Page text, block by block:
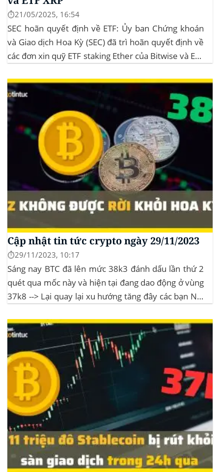
⏱️21/05/2025, 16:54
SEC hoãn quyết định về ETF: Ủy ban Chứng khoán
và Giao dịch Hoa Kỳ (SEC) đã trì hoãn quyết định về
các đơn xin quỹ ETF staking Ether của Bitwise và ETF
10/2025 để thu thập thêm ý kiến công...
Cập nhật tin tức crypto ngày 29/11/2023
⏱️29/11/2023, 10:17
Sáng nay BTC đã lên mức 38k3 đánh dấu lần thứ 2
quét qua mốc này và hiện tại đang dao động ở vùng
37k8 --> Lại quay lại xu hướng tăng đây các bạn Nội
khai thácTiêu thụ năng lượngTốc...